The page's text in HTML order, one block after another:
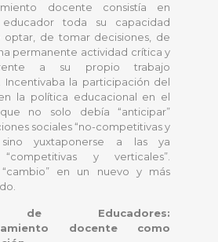
docente consistía en
toda su capacidad
optar, de tomar decisiones, de
permanente actividad crítica y
a su propio trabajo
Incentivaba la participación del
la política educacional en el
no solo debía “anticipar”
sociales “no-competitivas y
sino yuxtaponerse a las ya
y verticales”.
“cambio” en un nuevo y más
de Educadores:
docente como